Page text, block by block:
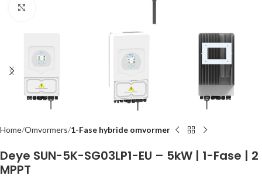
Home Omvormers 1-Fase hybride omvormer
Deye SUN-5K-SG03LP1-EU – 5kW | 1-Fase | 2
MPPT